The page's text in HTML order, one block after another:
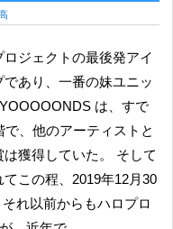
であり、一番の妹ユニッ
は、すで
で、他のアーティストと
は獲得していた。 そして
てこの程、2019年12月30
れ以前からもハロプロ